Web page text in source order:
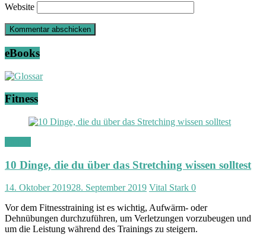
Website
eBooks
Fitness
10 Dinge, die du über das Stretching wissen solltest
14. Oktober 201928. September 2019 Vital Stark 0
Vor dem Fitnesstraining ist es wichtig, Aufwärm- oder
Dehnübungen durchzuführen, um Verletzungen vorzubeugen und
um die Leistung während des Trainings zu steigern.